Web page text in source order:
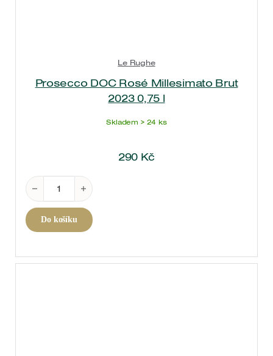
Le Rughe
Prosecco DOC Rosé Millesimato Brut
2023 0,75 l
Skladem > 24 ks
290 Kč
Prosecco DOC Rosé Millesimato Brut 2023 0,75 l
Do košíku